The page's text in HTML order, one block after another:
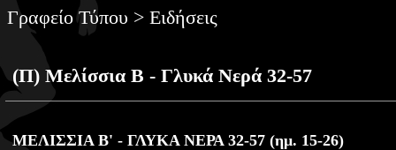
Γραφείο Τύπου > Ειδήσεις
(Π) Μελίσσια Β - Γλυκά Νερά 32-57
ΜΕΛΙΣΣΙΑ Β' - ΓΛΥΚΑ ΝΕΡΑ 32-57 (ημ. 15-26)